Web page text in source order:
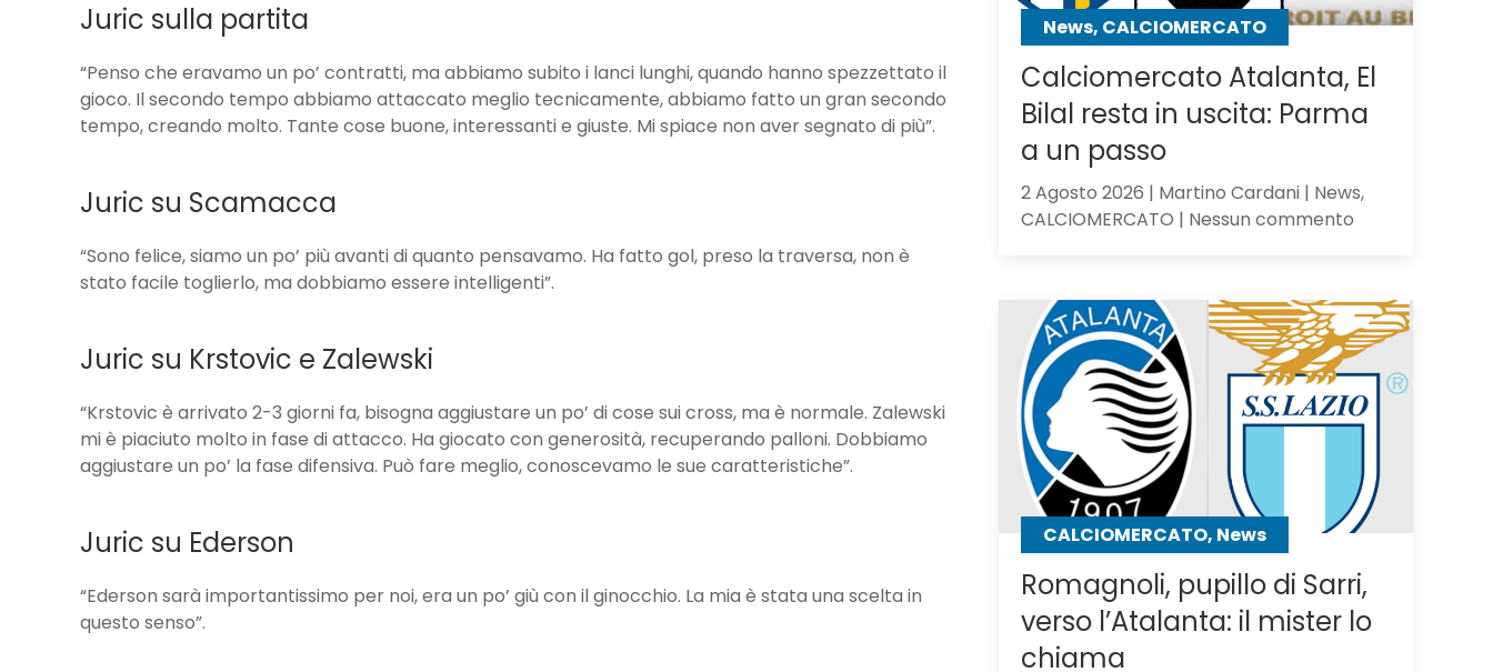
Juric sulla partita
“Penso che eravamo un po’ contratti, ma abbiamo subito i lanci lunghi, quando hanno spezzettato il
gioco. Il secondo tempo abbiamo attaccato meglio tecnicamente, abbiamo fatto un gran secondo
tempo, creando molto. Tante cose buone, interessanti e giuste. Mi spiace non aver segnato di più”.
Juric su Scamacca
“Sono felice, siamo un po’ più avanti di quanto pensavamo. Ha fatto gol, preso la traversa, non è
stato facile toglierlo, ma dobbiamo essere intelligenti”.
Juric su Krstovic e Zalewski
“Krstovic è arrivato 2-3 giorni fa, bisogna aggiustare un po’ di cose sui cross, ma è normale. Zalewski
mi è piaciuto molto in fase di attacco. Ha giocato con generosità, recuperando palloni. Dobbiamo
aggiustare un po’ la fase difensiva. Può fare meglio, conoscevamo le sue caratteristiche”.
Juric su Ederson
“Ederson sarà importantissimo per noi, era un po’ giù con il ginocchio. La mia è stata una scelta in
questo senso”.
News, CALCIOMERCATO
Calciomercato Atalanta, El
Bilal resta in uscita: Parma
a un passo
2 Agosto 2026 | Martino Cardani | News,
CALCIOMERCATO | Nessun commentosu
El
Bilal
resta
in
uscita:
Parma
un
passo
CALCIOMERCATO, News
Romagnoli, pupillo di Sarri,
verso l’Atalanta: il mister lo
chiama